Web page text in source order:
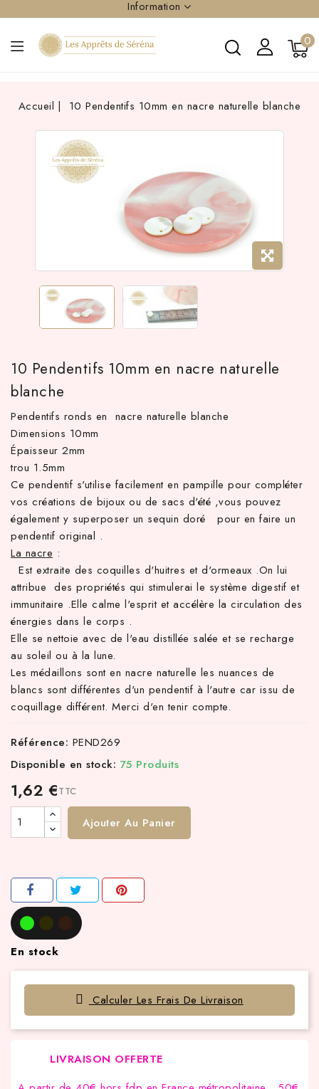
Information
0
d'achat hors frais de port en France métropolitaine ! À
Accueil 10 Pendentifs 10mm en nacre naturelle blanche
10 Pendentifs 10mm en nacre naturelle
blanche
Pendentifs ronds en nacre naturelle blanche
Dimensions 10mm
Épaisseur 2mm
trou 1.5mm
Ce pendentif s'utilise facilement en pampille pour compléter
vos créations de bijoux ou de sacs d'été ,vous pouvez
également y superposer un sequin doré pour en faire un
pendentif original .
La nacre :
Est extraite des coquilles d'huitres et d'ormeaux .On lui
attribue des propriétés qui stimulerai le système digestif et
immunitaire .Elle calme l'esprit et accélère la circulation des
énergies dans le corps .
Elle se nettoie avec de l'eau distillée salée et se recharge
au soleil ou à la lune.
Les médaillons sont en nacre naturelle les nuances de
blancs sont différentes d'un pendentif à l'autre car issu de
coquillage différent. Merci d'en tenir compte.
Référence: PEND269
Disponible en stock: 75 Produits
1,62 €TTC
Ajouter Au Panier
En stock
Calculer Les Frais De Livraison
LIVRAISON OFFERTE